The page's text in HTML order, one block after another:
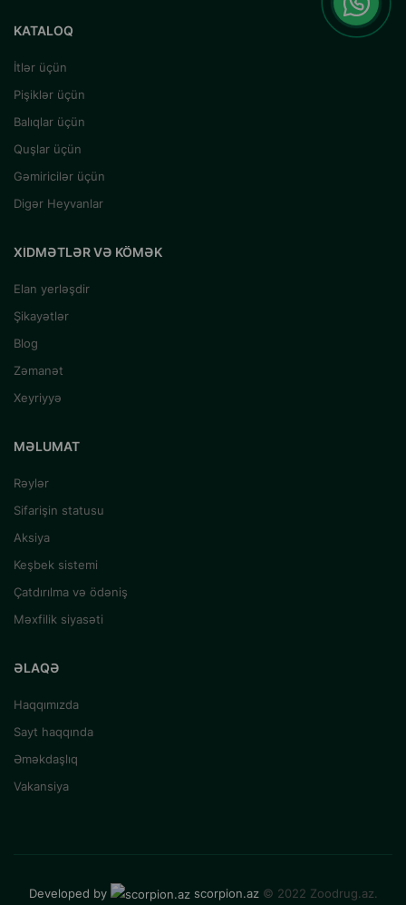
KATALOQ
İtlər üçün
Pişiklər üçün
Balıqlar üçün
Quşlar üçün
Gəmiricilər üçün
Digər Heyvanlar
XIDMƏTLƏR VƏ KÖMƏK
Elan yerləşdir
Şikayətlər
Blog
Zəmanət
Xeyriyyə
MƏLUMAT
Rəylər
Sifarişin statusu
Aksiya
Keşbek sistemi
Çatdırılma və ödəniş
Məxfilik siyasəti
ƏLAQƏ
Haqqımızda
Sayt haqqında
Əməkdaşlıq
Vakansiya
Developed by scorpion.az © 2022 Zoodrug.az.